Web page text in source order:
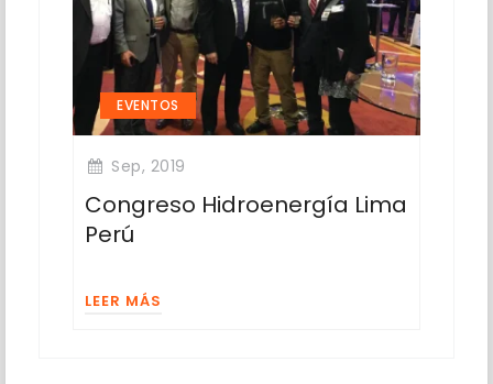
EVENTOS
Sep, 2019
Congreso Hidroenergía Lima
Perú
LEER MÁS